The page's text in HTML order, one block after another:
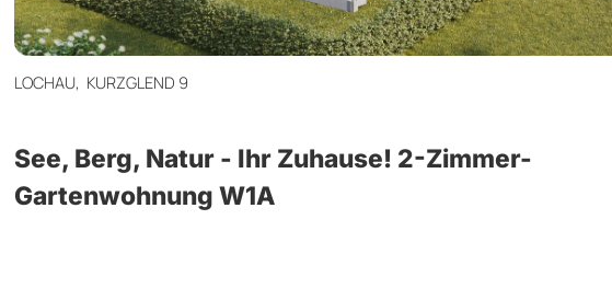
LOCHAU, KURZGLEND 9
See, Berg, Natur - Ihr Zuhause! 2-Zimmer-
Gartenwohnung W1A